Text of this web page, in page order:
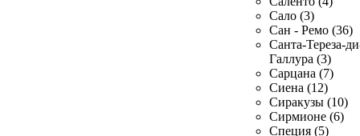
Сало (3)
Сан - Ремо (36)
Санта-Тереза-
Галлура (3)
Сарцана (7)
Сиена (12)
Сиракузы (10)
Сирмионе (6)
Специя (5)